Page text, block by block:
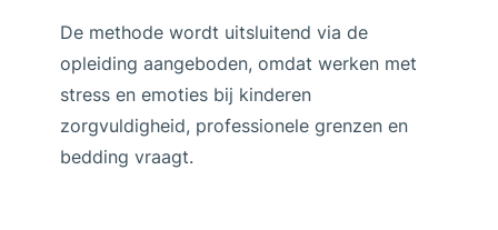
De methode wordt uitsluitend via de
opleiding aangeboden, omdat werken met
stress en emoties bij kinderen
zorgvuldigheid, professionele grenzen en
bedding vraagt.